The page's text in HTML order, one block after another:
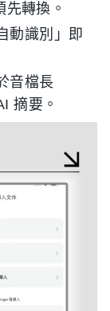
轉換。
動識別」即
音檔長
摘要。